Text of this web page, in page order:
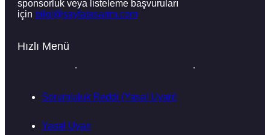
sponsorluk veya listeleme başvuruları
için bilgi@sayfatasarim.com
Hızlı Menü
Sorumluluk Reddi (Yasal Uyarı)
Yasal Uyarı